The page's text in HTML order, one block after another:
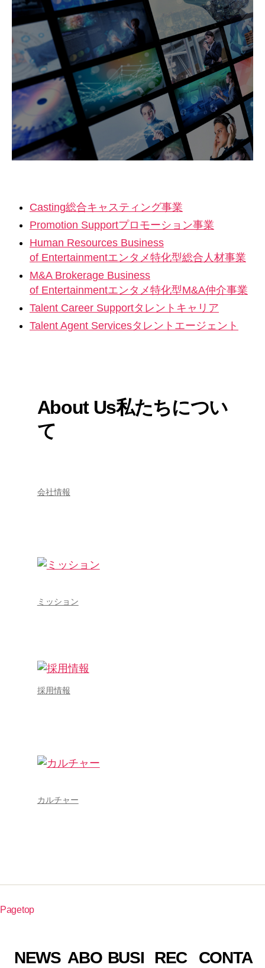
Casting総合キャスティング事業
Promotion Supportプロモーション事業
Human Resources Business
of Entertainmentエンタメ特化型総合人材事業
M&A Brokerage Business
of Entertainmentエンタメ特化型M&A仲介事業
Talent Career Supportタレントキャリア
Talent Agent Servicesタレントエージェント
About Us私たちについ
て
会社情報
ミッション
採用情報
カルチャー
Pagetop
NEWS ABO BUSI
REC
CONTA